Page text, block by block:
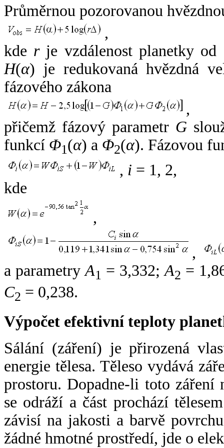
Průměrnou pozorovanou
,
kde rje vzdálenost planetky od
H(α) je redukovaná hvězdná
fázového zákona
,
přičemž fázový parametr G
funkcí Φ1(α) a Φ2(α). Fázovou
, i = 1, 2,
kde
,
,
a parametryA1 = 3,332;A2 =
C2 = 0,238.
Výpočet efektivní teploty
Sálání (záření) je přirozená
energie tělesa. Těleso vydává
prostoru. Dopadne-li toto záření
se odráží a část prochází
závisí na jakosti a barvě
žádné hmotné prostředí, jde o